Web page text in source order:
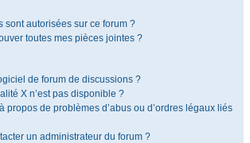
sont autorisées sur ce forum ?
toutes mes pièces jointes ?
de forum de discussions ?
X n’est pas disponible ?
propos de problèmes d’abus ou d’ordres légaux liés
un administrateur du forum ?